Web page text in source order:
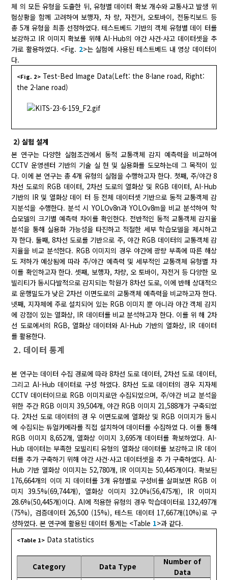
체 의 모든 유형을 도출한 뒤, 유형별 데이터 확보 개수와 교통사고 발생 위
험상황을 함께 고려하여 보행자, 차 량, 자전거, 오토바이, 전동킥보드 등
총 5개 유형을 최종 선정하였다. 테스트베드 기반의 객체 유형별 데이 터를
보강하고 IR 이미지 확보를 위해 AI-Hub의 야간 사건·사고 데이터셋을 추
가로 활용하였다. <Fig. 2>는 실험에 사용된 테스트베드 내 영상 데이터이
다.
<Fig. 2> Test-Bed Image Data(Left: the 8-lane road, Right:
the 2-lane road)
2) 실험 설계
본 연구는 다양한 실험조건에서 동적 교통객체 감지 예측력을 비교하여
CCTV 운영센터 기반의 기술 실 현 및 실용화를 도모하는데 그 목적이 있
다. 이에 본 연구는 총 4개 유형의 실험을 수행하고자 한다. 첫째, 주/야간 8
차선 도로의 RGB 데이터, 2차선 도로의 열화상 및 RGB 데이터, AI-Hub
기반의 IR 및 열화상 데이 터 등 전체 데이터셋 기반으로 동적 교통객체 감
지분석을 수행한다. 분석 시 YOLOv8n과 YOLOv8m을 비교 분석하여 학
습모델의 크기별 예측력 차이를 확인한다. 전반적인 동적 교통객체 감지율
분석을 통해 실용화 가능성을 타진하고 적절한 세부 학습모델을 제시하고
자 한다. 둘째, 8차선 도로를 기반으로 주, 야간 RGB 데이터의 교통객체 감
지율을 비교 분석한다. RGB 이미지의 경우 야간에 광량 부족에 따른 해상
도 저하가 예상됨에 따라 주/야간 예측력 및 세부적인 교통객체 유형별 차
이를 확인하고자 한다. 셋째, 보행자, 차량, 오 토바이, 자전거 등 다양한 모
빌리티가 동시다발적으로 감지되는 학원가 8차선 도로, 이에 반해 상대적으
로 운행밀도가 낮은 2차선 이면도로의 교통객체 예측력을 비교하고자 한다.
넷째, 지자체에 주로 설치되어 있는 RGB 이미지 뿐 아니라 야간 객체 감지
에 강점이 있는 열화상, IR 데이터를 비교 분석하고자 한다. 이를 위 해 2차
선 도로에서의 RGB, 열화상 데이터와 AI-Hub 기반의 열화상, IR 데이터
를 활용한다.
2. 데이터 통계
본 연구는 데이터 수집 경로에 따라 8차선 도로 데이터, 2차선 도로 데이터,
그리고 AI-Hub 데이터로 구성 하였다. 8차선 도로 데이터의 경우 지자체
CCTV 데이터이므로 RGB 이미지로만 수집되었으며, 주/야간 비교 분석을
위한 주간 RGB 이미지 39,504개, 야간 RGB 이미지 21,588개가 구축되었
다. 2차선 도로 데이터의 경 우 이면도로에 열화상 및 RGB 이미지가 동시
에 수집되는 듀얼카메라를 직접 설치하여 데이터를 수집하였 다. 이를 통해
RGB 이미지 8,652개, 열화상 이미지 3,695개 데이터를 확보하였다. AI-
Hub 데이터는 부족한 모빌리티 유형의 열화상 데이터를 보강하고 IR 데이
터를 추가 구축하기 위해 야간 사건·사고 데이터셋을 추 가 구축하였다. AI-
Hub 기반 열화상 이미지는 52,780개, IR 이미지는 50,445개이다. 확보된
176,664개의 이미 지 데이터를 3개 유형별로 구성비를 살펴보면 RGB 이
미지 39.5%(69,744개), 열화상 이미지 32.0%(56,475개), IR 이미지
28.6%(50,445개)이다. AI에 적용한 유형의 경우 학습데이터로 132,497개
(75%), 검증데이터 26,500 (15%), 테스트 데이터 17,667개(10%)로 구
성하였다. 본 연구에 활용된 데이터 통계는 <Table 1>과 같다.
<Table 1> Data statistics
Category Data Type
Number of
Data